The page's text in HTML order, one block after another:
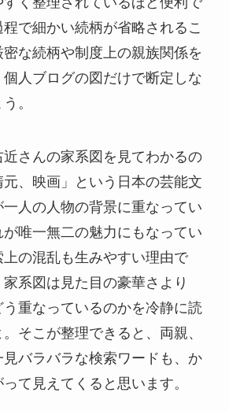
で細かい続柄が省略されるこ
な続柄や制度上の親族関係を
人ブログの図だけで断定しな
。
さんの家系図を見てわかるの
、映画」という日本の芸能文
人の人物の背景に重なってい
唯一無二の魅力にもなってい
上の混乱も生みやすい理由で
系図は見た目の豪華さより
重なっているのかを冷静に読
そこが整理できると、両親、
バラバラな検索ワードも、か
て見えてくると思います。